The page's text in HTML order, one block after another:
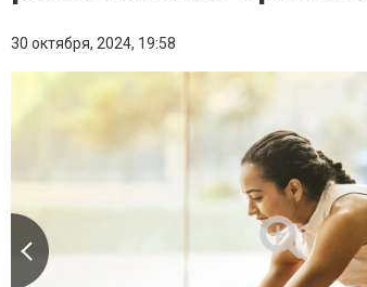
30 октября, 2024, 19:58